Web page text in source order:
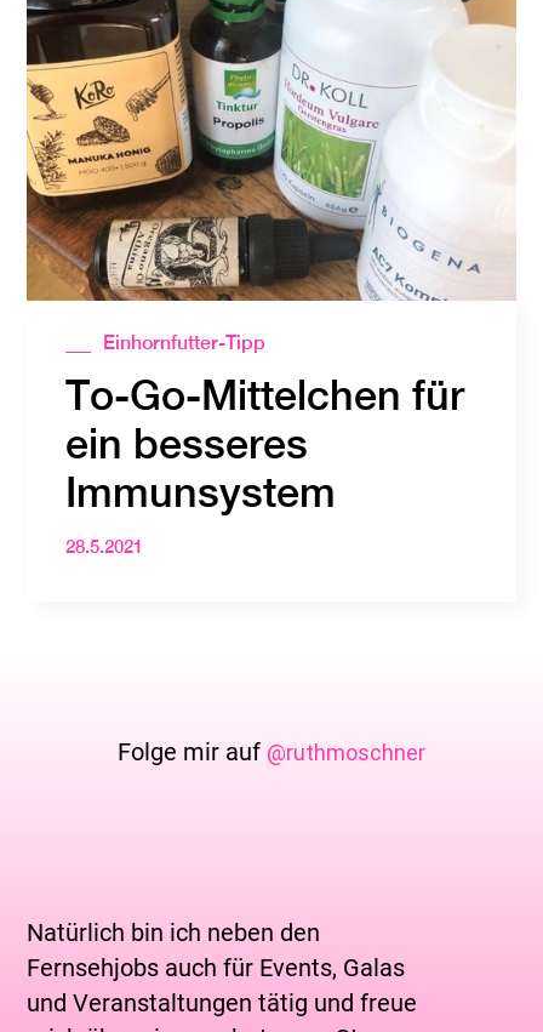
Einhornfutter-Tipp
To-Go-Mittelchen für
ein besseres
Immunsystem
28.5.2021
Folge mir auf @ruthmoschner
Natürlich bin ich neben den
Fernsehjobs auch für Events, Galas
und Ver­an­staltungen tätig und freue